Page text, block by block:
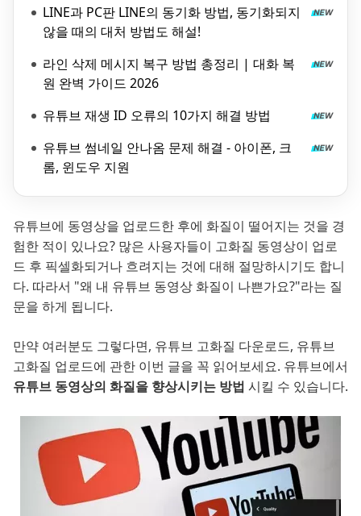
LINE과 PC판 LINE의 동기화 방법, 동기화되지
않을 때의 대처 방법도 해설!
라인 삭제 메시지 복구 방법 총정리 | 대화 복
원 완벽 가이드 2026
유튜브 재생 ID 오류의 10가지 해결 방법
유튜브 썸네일 안나옴 문제 해결 - 아이폰, 크
롬, 윈도우 지원
유튜브에 동영상을 업로드한 후에 화질이 떨어지는 것을 경
험한 적이 있나요? 많은 사용자들이 고화질 동영상이 업로
드 후 픽셀화되거나 흐려지는 것에 대해 절망하시기도 합니
다. 따라서 "왜 내 유튜브 동영상 화질이 나쁜가요?"라는 질
문을 하게 됩니다.
만약 여러분도 그렇다면, 유튜브 고화질 다운로드, 유튜브
고화질 업로드에 관한 이번 글을 꼭 읽어보세요. 유튜브에서
유튜브 동영상의 화질을 향상시키는 방법 시킬 수 있습니다.